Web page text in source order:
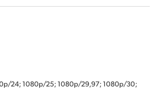
24; 1080p/25; 1080p/29,97; 1080p/30;